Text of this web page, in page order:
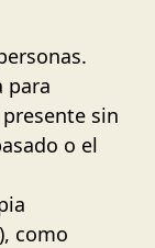
para
sin
o el
como